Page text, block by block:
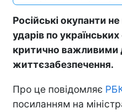
Російські окупанти
ударів по
критично важливими
життєзабезпечення.
Про це повідомляє
посиланням на